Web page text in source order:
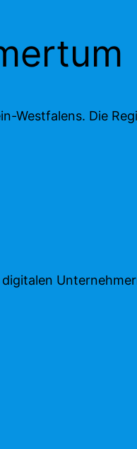
Westfalens. Die